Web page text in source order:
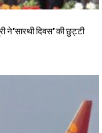
ने’सारथी दिवस’ की छुट्टी